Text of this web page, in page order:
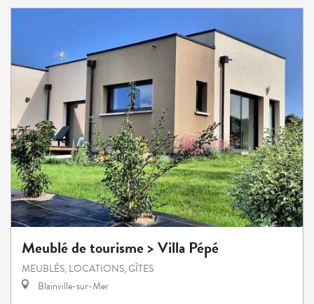
Meublé de tourisme > Villa Pépé
MEUBLÉS, LOCATIONS, GÎTES
Blainville-sur-Mer